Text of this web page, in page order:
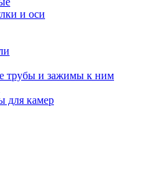
и оси
трубы и зажимы к ним
для камер